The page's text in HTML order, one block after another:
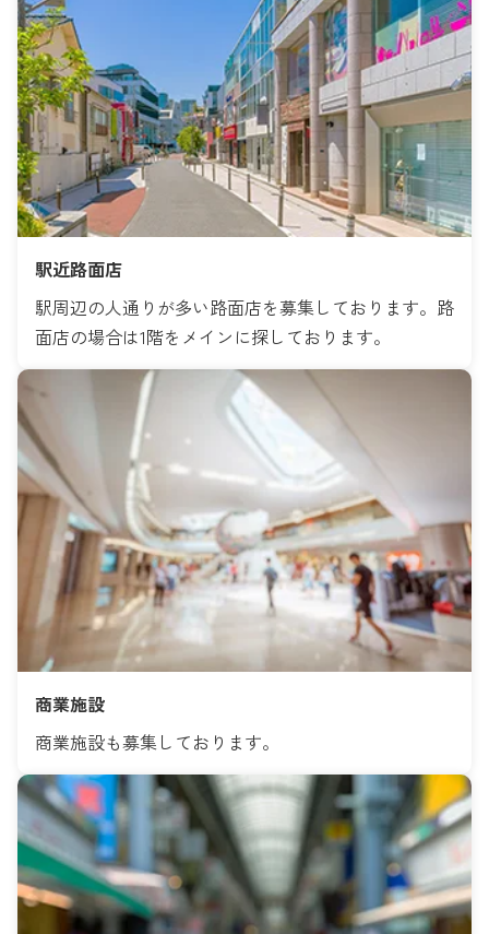
駅近路面店
駅周辺の人通りが多い路面店を募集しております。路
面店の場合は1階をメインに探しております。
商業施設
商業施設も募集しております。